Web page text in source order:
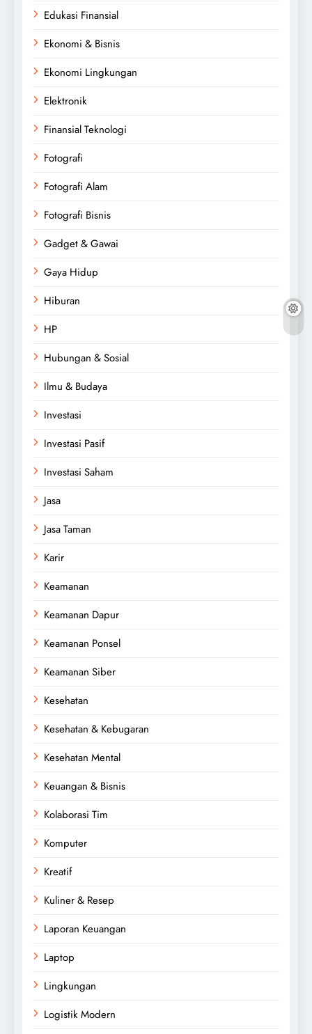
Edukasi Finansial
Ekonomi & Bisnis
Ekonomi Lingkungan
Elektronik
Finansial Teknologi
Fotografi
Fotografi Alam
Fotografi Bisnis
Gadget & Gawai
Gaya Hidup
Hiburan
HP
Hubungan & Sosial
Ilmu & Budaya
Investasi
Investasi Pasif
Investasi Saham
Jasa
Jasa Taman
Karir
Keamanan
Keamanan Dapur
Keamanan Ponsel
Keamanan Siber
Kesehatan
Kesehatan & Kebugaran
Kesehatan Mental
Keuangan & Bisnis
Kolaborasi Tim
Komputer
Kreatif
Kuliner & Resep
Laporan Keuangan
Laptop
Lingkungan
Logistik Modern